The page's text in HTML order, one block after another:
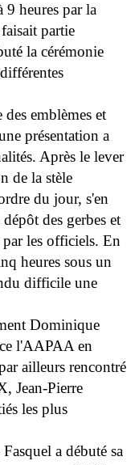
9 heures par la
partie
la cérémonie
emblèmes et
présentation a
Après le lever
de la stèle
du jour, s'en
des gerbes et
les officiels. En
heures sous un
difficile une
Dominique
l'AAPAA en
ailleurs rencontré
Jean-Pierre
les plus
a débuté sa